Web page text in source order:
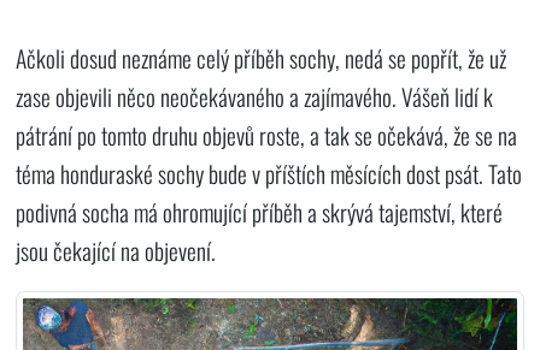
Ačkoli dosud neznáme celý příběh sochy, nedá se popřít, že už
zase objevili něco neočekávaného a zajímavého. Vášeň lidí k
pátrání po tomto druhu objevů roste, a tak se očekává, že se na
téma honduraské sochy bude v příštích měsících dost psát. Tato
podivná socha má ohromující příběh a skrývá tajemství, které
jsou čekající na objevení.